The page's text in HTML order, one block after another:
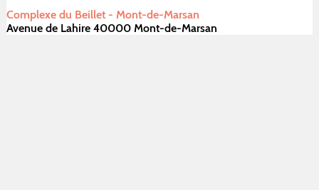
Complexe du Beillet - Mont-de-Marsan
Avenue de Lahire 40000 Mont-de-Marsan